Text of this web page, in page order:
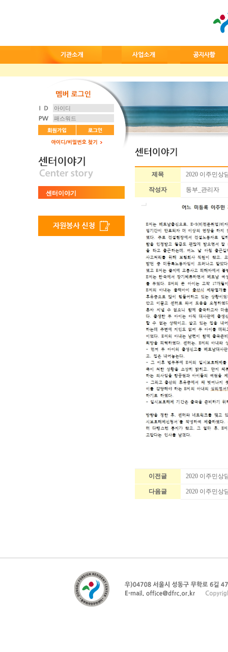
센터이야기
제목 2020 이주민상
작성자 동부_관리자
이전글 2020 이주민상
다음글 2020 이주민상